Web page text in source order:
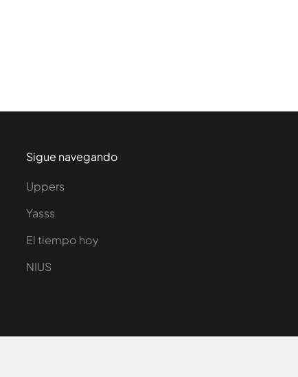
Sigue navegando
Uppers
Yasss
El tiempo hoy
NIUS